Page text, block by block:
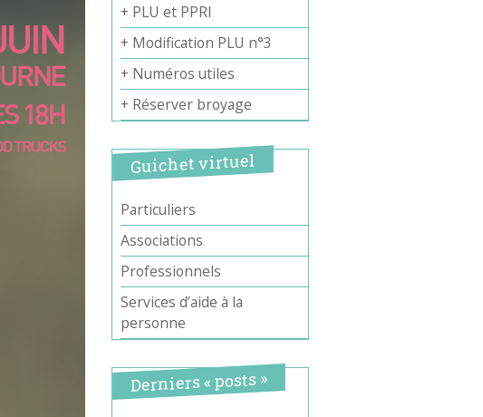
+ PLU et PPRI
+ Modification PLU n°3
+ Numéros utiles
+ Réserver broyage
Guichet virtuel
Particuliers
Associations
Professionnels
Services d’aide à la
personne
Derniers « posts »